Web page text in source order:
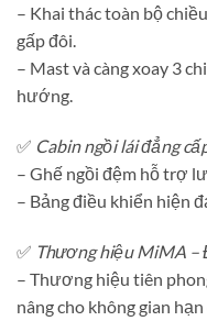
– Khai thác toàn bộ
gấp đôi.
– Mast và càng xoay 3
hướng.
✅ Cabin ngồi lái đẳng
– Ghế ngồi đệm hỗ trợ
– Bảng điều khiển hiện
✅ Thương hiệu MiMA –
– Thương hiệu tiên
nâng cho không gian hạn